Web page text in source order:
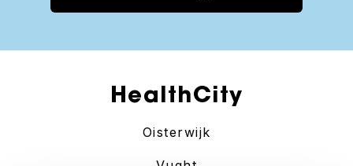
HealthCity
Oisterwijk